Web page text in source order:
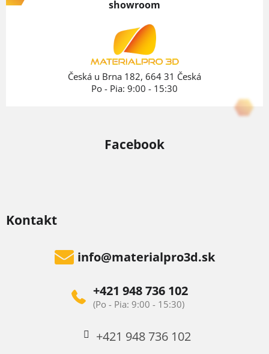
Kontakt
info@materialpro3d.sk
+421 948 736 102
+421 948 736 102
showroom
Česká u Brna 182, 664 31 Česká
Po - Pia: 9:00 - 15:30
Facebook